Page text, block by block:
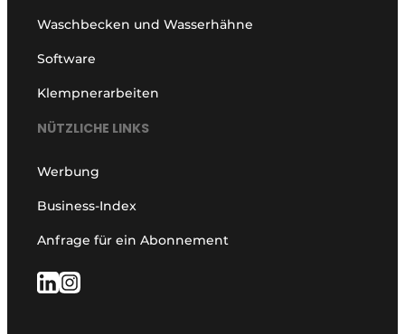
Waschbecken und Wasserhähne
Software
Klempnerarbeiten
NÜTZLICHE LINKS
Werbung
Business-Index
Anfrage für ein Abonnement